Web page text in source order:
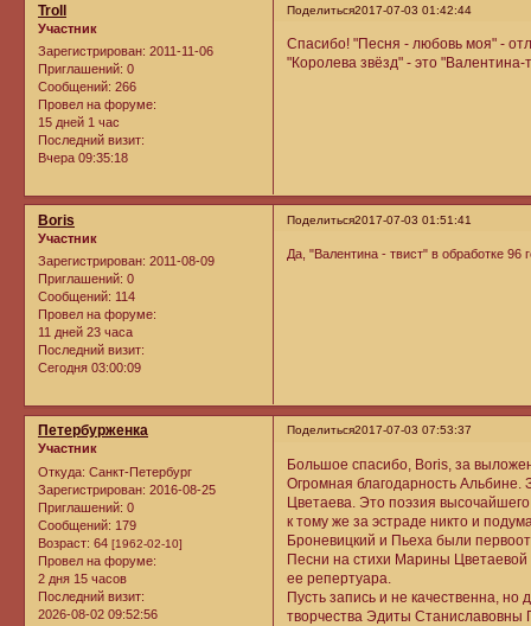
Поделиться2017-07-03 01:42:44
Troll
Участник
Зарегистрирован: 2011-11-06
Приглашений: 0
Сообщений: 266
Провел на форуме:
15 дней 1 час
Последний визит:
Вчера 09:35:18
Спасибо! "Песня - любовь моя" -
"Королева звёзд" - это "Валентина-
Поделиться2017-07-03 01:51:41
Boris
Участник
Зарегистрирован: 2011-08-09
Приглашений: 0
Сообщений: 114
Провел на форуме:
11 дней 23 часа
Последний визит:
Сегодня 03:00:09
Да, "Валентина - твист" в обработке 96
Поделиться2017-07-03 07:53:37
Петербурженка
Участник
Откуда: Санкт-Петербург
Зарегистрирован: 2016-08-25
Приглашений: 0
Сообщений: 179
Возраст: 64 [1962-02-10]
Провел на форуме:
2 дня 15 часов
Последний визит:
2026-08-02 09:52:56
Большое спасибо, Boris, за
Огромная благодарность Альбине.
Цветаева. Это поэзия
к тому же за эстраде никто и
Броневицкий и Пьеха были
Песни на стихи Марины Цветаевой
ее репертуара.
Пусть запись и не качественна,
творчества Эдиты Станиславовны